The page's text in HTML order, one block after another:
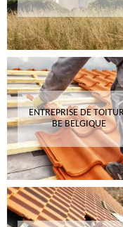
ENTREPRISE DE
BE BELGIQUE